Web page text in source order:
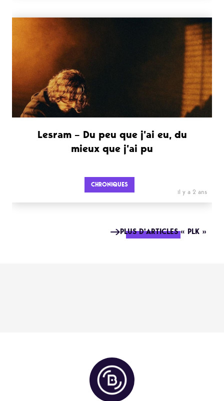
Lesram – Du peu que j’ai eu, du
mieux que j’ai pu
CHRONIQUES
il y a 2 ans
PLUS D'ARTICLES « PLK »